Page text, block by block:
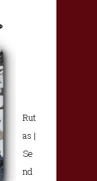
Rut
as |
Se
nd